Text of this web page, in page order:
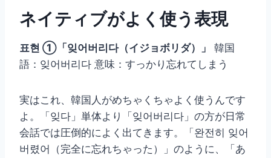
ネイティブがよく使う表現
표현 ①「잊어버리다（イジョボリダ）」
韓国
語：잊어버리다 意味：すっかり忘れてしまう
実はこれ、韓国人がめちゃくちゃよく使うんです
よ。「잊다」単体より「잊어버리다」の方が日常
会話では圧倒的によく出てきます。「완전히 잊어
버렸어（完全に忘れちゃった）」のように、「あ